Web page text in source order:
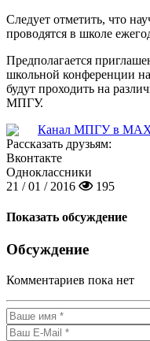
Следует отметить, что
проводятся в школе
Предполагается
школьной конференции
будут проходить на
МПГУ.
Канал МПГУ в
Рассказать друзьям:
Вконтакте
Одноклассники
21 / 01 / 2016
195
Показать обсуждение
Обсуждение
Комментариев пока нет